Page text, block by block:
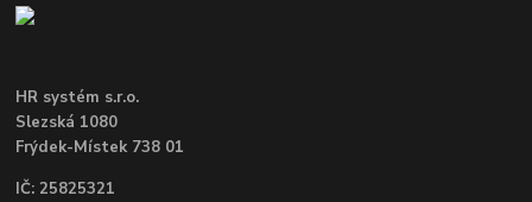
HR systém s.r.o.
Slezská 1080
Frýdek-Místek 738 01
IČ: 25825321